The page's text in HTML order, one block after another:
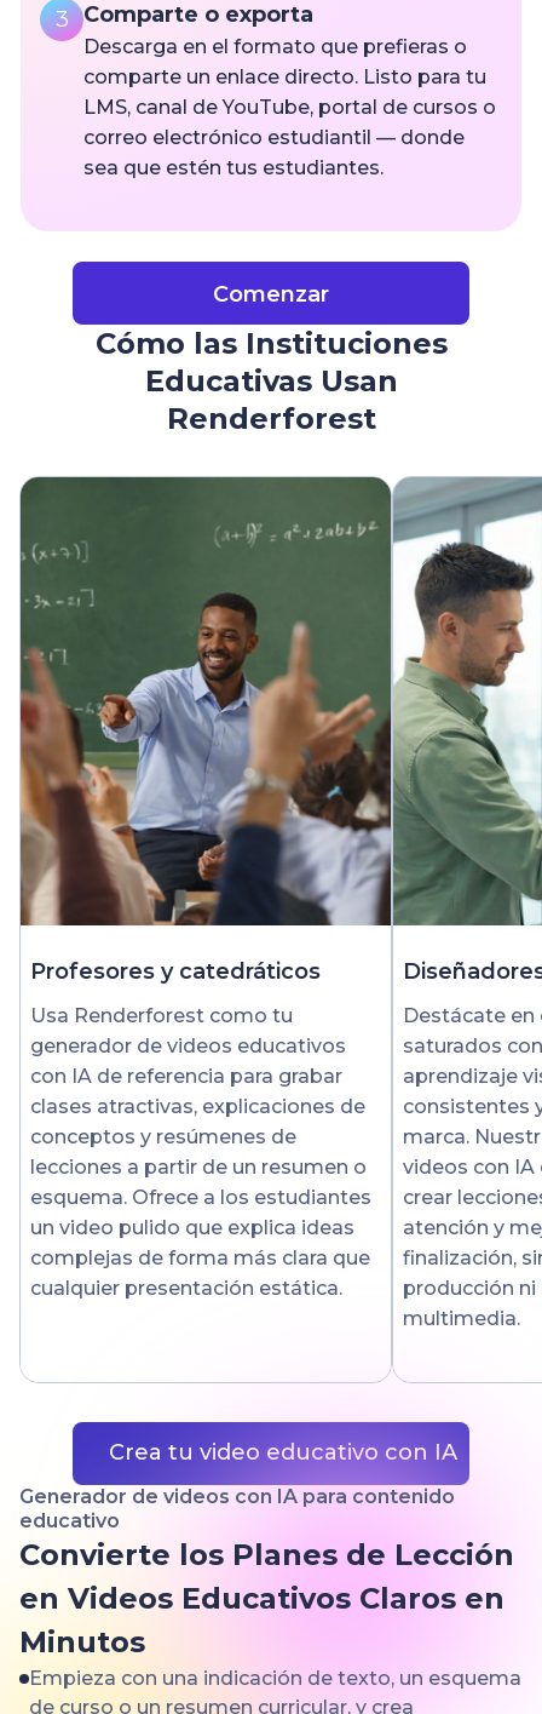
3 Comparte o exporta
Descarga en el formato que prefieras o
comparte un enlace directo. Listo para tu
LMS, canal de YouTube, portal de cursos o
correo electrónico estudiantil — donde
sea que estén tus estudiantes.
Comenzar
Cómo las Instituciones
Educativas Usan
Renderforest
Profesores y catedráticos
Usa Renderforest como tu
generador de videos educativos
con IA de referencia para grabar
clases atractivas, explicaciones de
conceptos y resúmenes de
lecciones a partir de un resumen o
esquema. Ofrece a los estudiantes
un video pulido que explica ideas
complejas de forma más clara que
cualquier presentación estática.
Destácate
saturados
aprendizaje
consistentes
marca.
videos con
crear
atención y
finalización,
producción ni
multimedia.
Crea tu video educativo con IA
Generador de videos con IA para contenido
educativo
Convierte los Planes de Lección
en Videos Educativos Claros en
Minutos
Empieza con una indicación de texto, un esquema
de curso o un resumen curricular, y crea